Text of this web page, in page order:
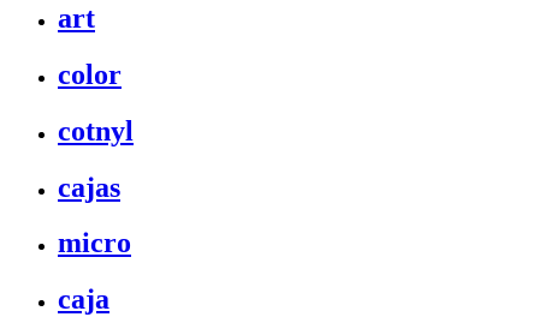
art
color
cotnyl
cajas
micro
caja